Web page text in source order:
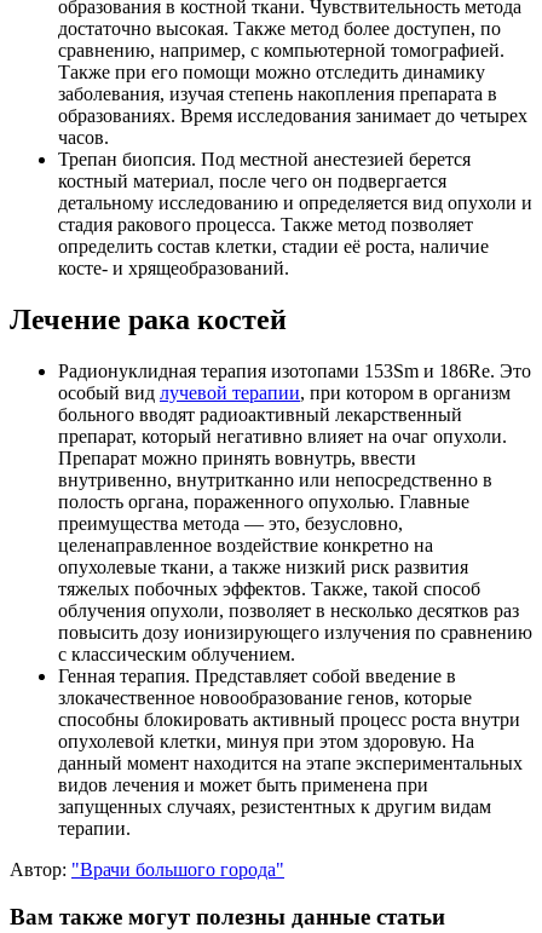
образования в костной ткани. Чувствительность метода
достаточно высокая. Также метод более доступен, по
сравнению, например, с компьютерной томографией.
Также при его помощи можно отследить динамику
заболевания, изучая степень накопления препарата в
образованиях. Время исследования занимает до четырех
часов.
Трепан биопсия. Под местной анестезией берется
костный материал, после чего он подвергается
детальному исследованию и определяется вид опухоли и
стадия ракового процесса. Также метод позволяет
определить состав клетки, стадии её роста, наличие
косте- и хрящеобразований.
Лечение рака костей
Радионуклидная терапия изотопами 153Sm и 186Re. Это
особый вид лучевой терапии, при котором в организм
больного вводят радиоактивный лекарственный
препарат, который негативно влияет на очаг опухоли.
Препарат можно принять вовнутрь, ввести
внутривенно, внутритканно или непосредственно в
полость органа, пораженного опухолью. Главные
преимущества метода — это, безусловно,
целенаправленное воздействие конкретно на
опухолевые ткани, а также низкий риск развития
тяжелых побочных эффектов. Также, такой способ
облучения опухоли, позволяет в несколько десятков раз
повысить дозу ионизирующего излучения по сравнению
с классическим облучением.
Генная терапия. Представляет собой введение в
злокачественное новообразование генов, которые
способны блокировать активный процесс роста внутри
опухолевой клетки, минуя при этом здоровую. На
данный момент находится на этапе экспериментальных
видов лечения и может быть применена при
запущенных случаях, резистентных к другим видам
терапии.
Автор: "Врачи большого города"
Вам также могут полезны данные статьи